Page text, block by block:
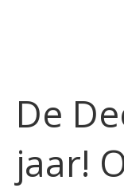
De
jaar!